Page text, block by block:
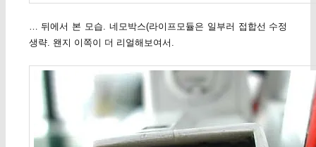
… 뒤에서 본 모습. 네모박스(라이프모듈은 일부러 접합선 수정
생략. 왠지 이쪽이 더 리얼해보여서.